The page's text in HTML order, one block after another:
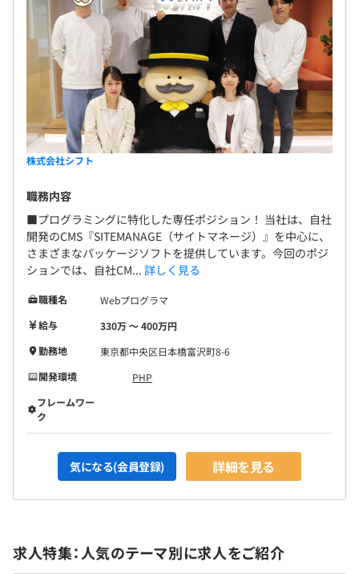
メイン機はWindowsになります。
プロジェクトごとに選択
■新しく移転したオフィスは集中できる環境です！
天井に設置されたスピーカーから、落ち着いたラジオの音
して業務に取り組めます。
また、仕切り付きの広いデスクが配置されており、周囲と
目が合わないよう配慮されています。デュアルモニターや
高機能チェアが備えられており、業務効率を高める工夫が
施されています。各自が集中して静かに業務を進めていま
すが、決して「声をかけにくい…」と感じるような空気で
で、ご安心ください。
株式会社シフト
職務内容
■プログラミングに特化した専任ポジション！ 当社は、自社
開発のCMS『SITEMANAGE（サイトマネージ）』を中心に、
さまざまなパッケージソフトを提供しています。今回のポジ
ションでは、自社CM... 詳しく見る
職種名
Webプログラマ
給与
330万 〜 400万円
勤務地
東京都中央区日本橋富沢町8-6
開発環境
PHP
フレームワー
ク
気になる(会員登録) 詳細を見る
求人特集：人気のテーマ別に求人をご紹介